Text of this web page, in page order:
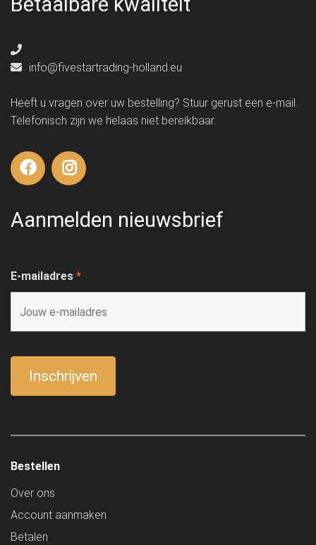
info@fivestartrading-holland.eu
Heeft u vragen over uw bestelling? Stuur gerust een e-mail.
Telefonisch zijn we helaas niet bereikbaar.
Aanmelden nieuwsbrief
E-mailadres *
Bestellen
Over ons
Account aanmaken
Betalen